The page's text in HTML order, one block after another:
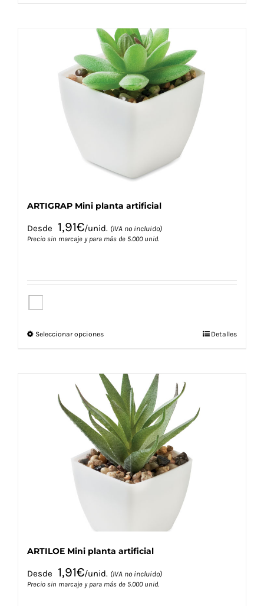
múltiples
variantes.
Las
opciones
se
pueden
producto
ARTIGRAP Mini planta artificial
Desde 1,91€/unid. (IVA no incluido)
Precio sin marcaje y para más de 5.000 unid.
Seleccionar opcionesEste
múltiples
variantes.
Las
opciones
se
pueden
elegir
en
la
Detalles
ARTILOE Mini planta artificial
Desde 1,91€/unid. (IVA no incluido)
Precio sin marcaje y para más de 5.000 unid.